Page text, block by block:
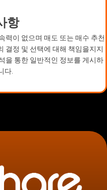
항
력이 없으며 매도 또는 매수 추천
결정 및 선택에 대해 책임을지지
을 통한 일반적인 정보를 게시하
다.